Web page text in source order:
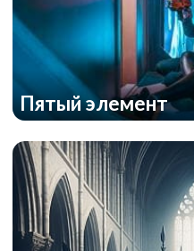
Пятый элемент